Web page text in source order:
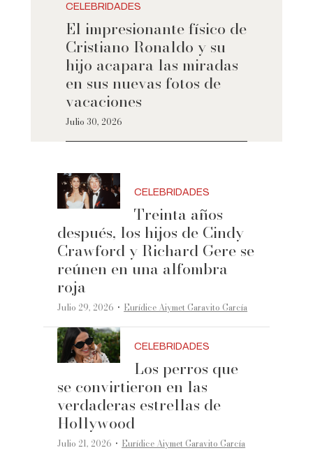
CELEBRIDADES
El impresionante físico de
Cristiano Ronaldo y su
hijo acapara las miradas
en sus nuevas fotos de
vacaciones
Julio 30, 2026
CELEBRIDADES
Treinta años
después, los hijos de Cindy
Crawford y Richard Gere se
reúnen en una alfombra
roja
Julio 29, 2026 ·Eurídice Aiymet Garavito García
CELEBRIDADES
Los perros que
se convirtieron en las
verdaderas estrellas de
Hollywood
Julio 21, 2026 ·Eurídice Aiymet Garavito García